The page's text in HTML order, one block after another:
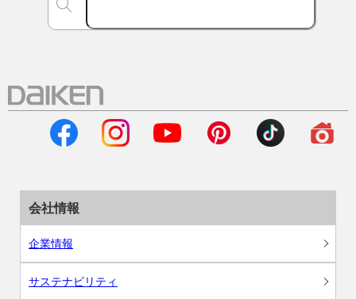
会社情報
企業情報
サステナビリティ